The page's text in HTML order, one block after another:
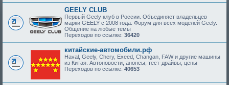
GEELY CLUB
Первый Geely клуб в России. Объединяет владельцев
марки GEELY с 2008 года. Форум для всех моделей Geely.
Общение на любые темы
Переходов по ссылке: 36420
китайские-автомобили.рф
Haval, Geely, Chery, Exeed, Changan, FAW и другие машины
из Китая. Автоновости, анонсы, тест-драйвы, цены
Переходов по ссылке: 40653